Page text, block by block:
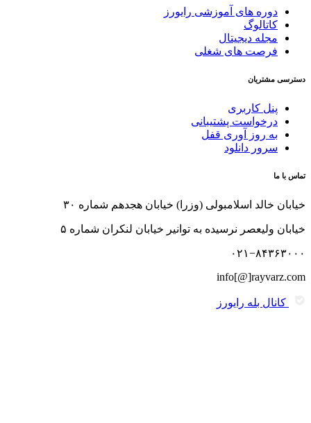
دوره های آموزشی رایورز
کاتالوگ
مجله دیجیتال
فرصت های شغلی
دسترسی مشتریان
پنل کاربری
درخواست پشتیبانی
به روز آوری قفل
سرور دانلود
تماس با ما
خیابان خالد اسلامبولی (وزرا) خیابان هجدهم شماره ۳۰
خیابان ولیعصر نرسیده به توانیر خیابان لنکران شماره ۵
۰۲۱−۸۴۳۶۳۰۰۰
info[@]rayvarz.com
کانال بله رایورز